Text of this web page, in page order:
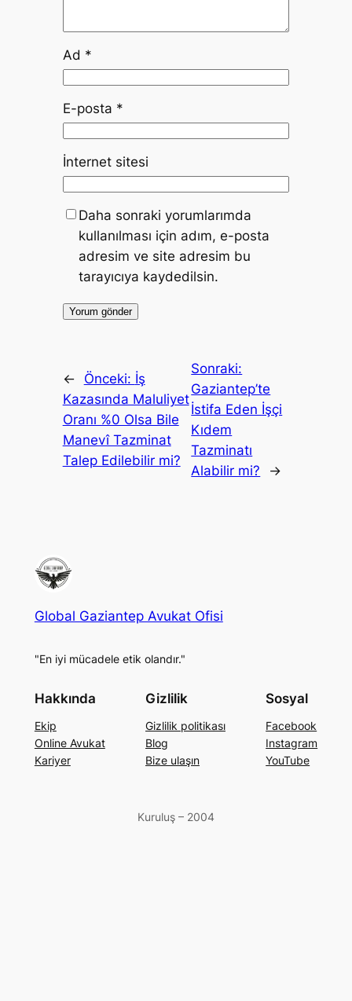
Ad *
E-posta *
İnternet sitesi
Daha sonraki yorumlarımda
kullanılması için adım, e-posta
adresim ve site adresim bu
tarayıcıya kaydedilsin.
← Önceki: İş
Kazasında Maluliyet
Oranı %0 Olsa Bile
Manevî Tazminat
Talep Edilebilir mi?
Sonraki:
Gaziantep’te
İstifa Eden İşçi
Kıdem
Tazminatı
Alabilir mi?
→
Global Gaziantep Avukat Ofisi
"En iyi mücadele etik olandır."
Hakkında
Ekip
Online Avukat
Kariyer
Gizlilik
Gizlilik politikası
Blog
Bize ulaşın
Sosyal
Facebook
Instagram
YouTube
Kuruluş – 2004